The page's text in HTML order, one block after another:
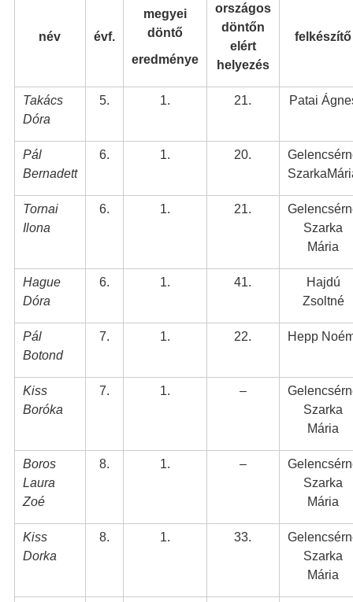
név évf.
megyei
döntő
eredménye
országos
döntőn
elért
helyezés
felkészítő
Takács
Dóra
5. 1. 21. Patai
Pál
Bernadett
6. 1. 20.
Tornai
Ilona
6. 1. 21.
Szarka
Mária
Hague
Dóra
6. 1. 41.
Hajdú
Zsoltné
Pál
Botond
7. 1. 22. Hepp
Kiss
Boróka
7. 1. –
Szarka
Mária
Boros
Laura
Zoé
8. 1. –
Szarka
Mária
Kiss
Dorka
8. 1. 33.
Szarka
Mária